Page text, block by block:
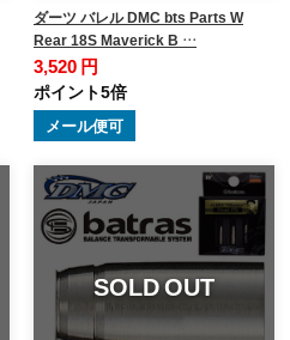
ダーツ バレル DMC bts Parts W
Rear 18S Maverick B …
3,520 円
ポイント5倍
メール便可
SOLD OUT